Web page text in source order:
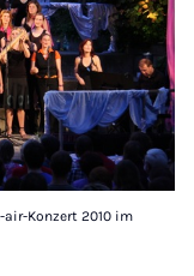
air-Konzert 2010 im